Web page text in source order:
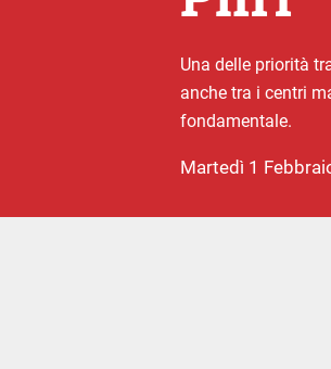
Una delle priorità
anche tra i centri
fondamentale.
martedì 1